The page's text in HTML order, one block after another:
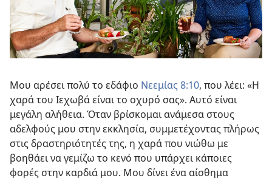
Μου αρέσει πολύ το εδάφιο Νεεμίας 8:10, που λέει: «Η
χαρά του Ιεχωβά είναι το οχυρό σας». Αυτό είναι
μεγάλη αλήθεια. Όταν βρίσκομαι ανάμεσα στους
αδελφούς μου στην εκκλησία, συμμετέχοντας πλήρως
στις δραστηριότητές της, η χαρά που νιώθω με
βοηθάει να γεμίζω το κενό που υπάρχει κάποιες
φορές στην καρδιά μου. Μου δίνει ένα αίσθημα